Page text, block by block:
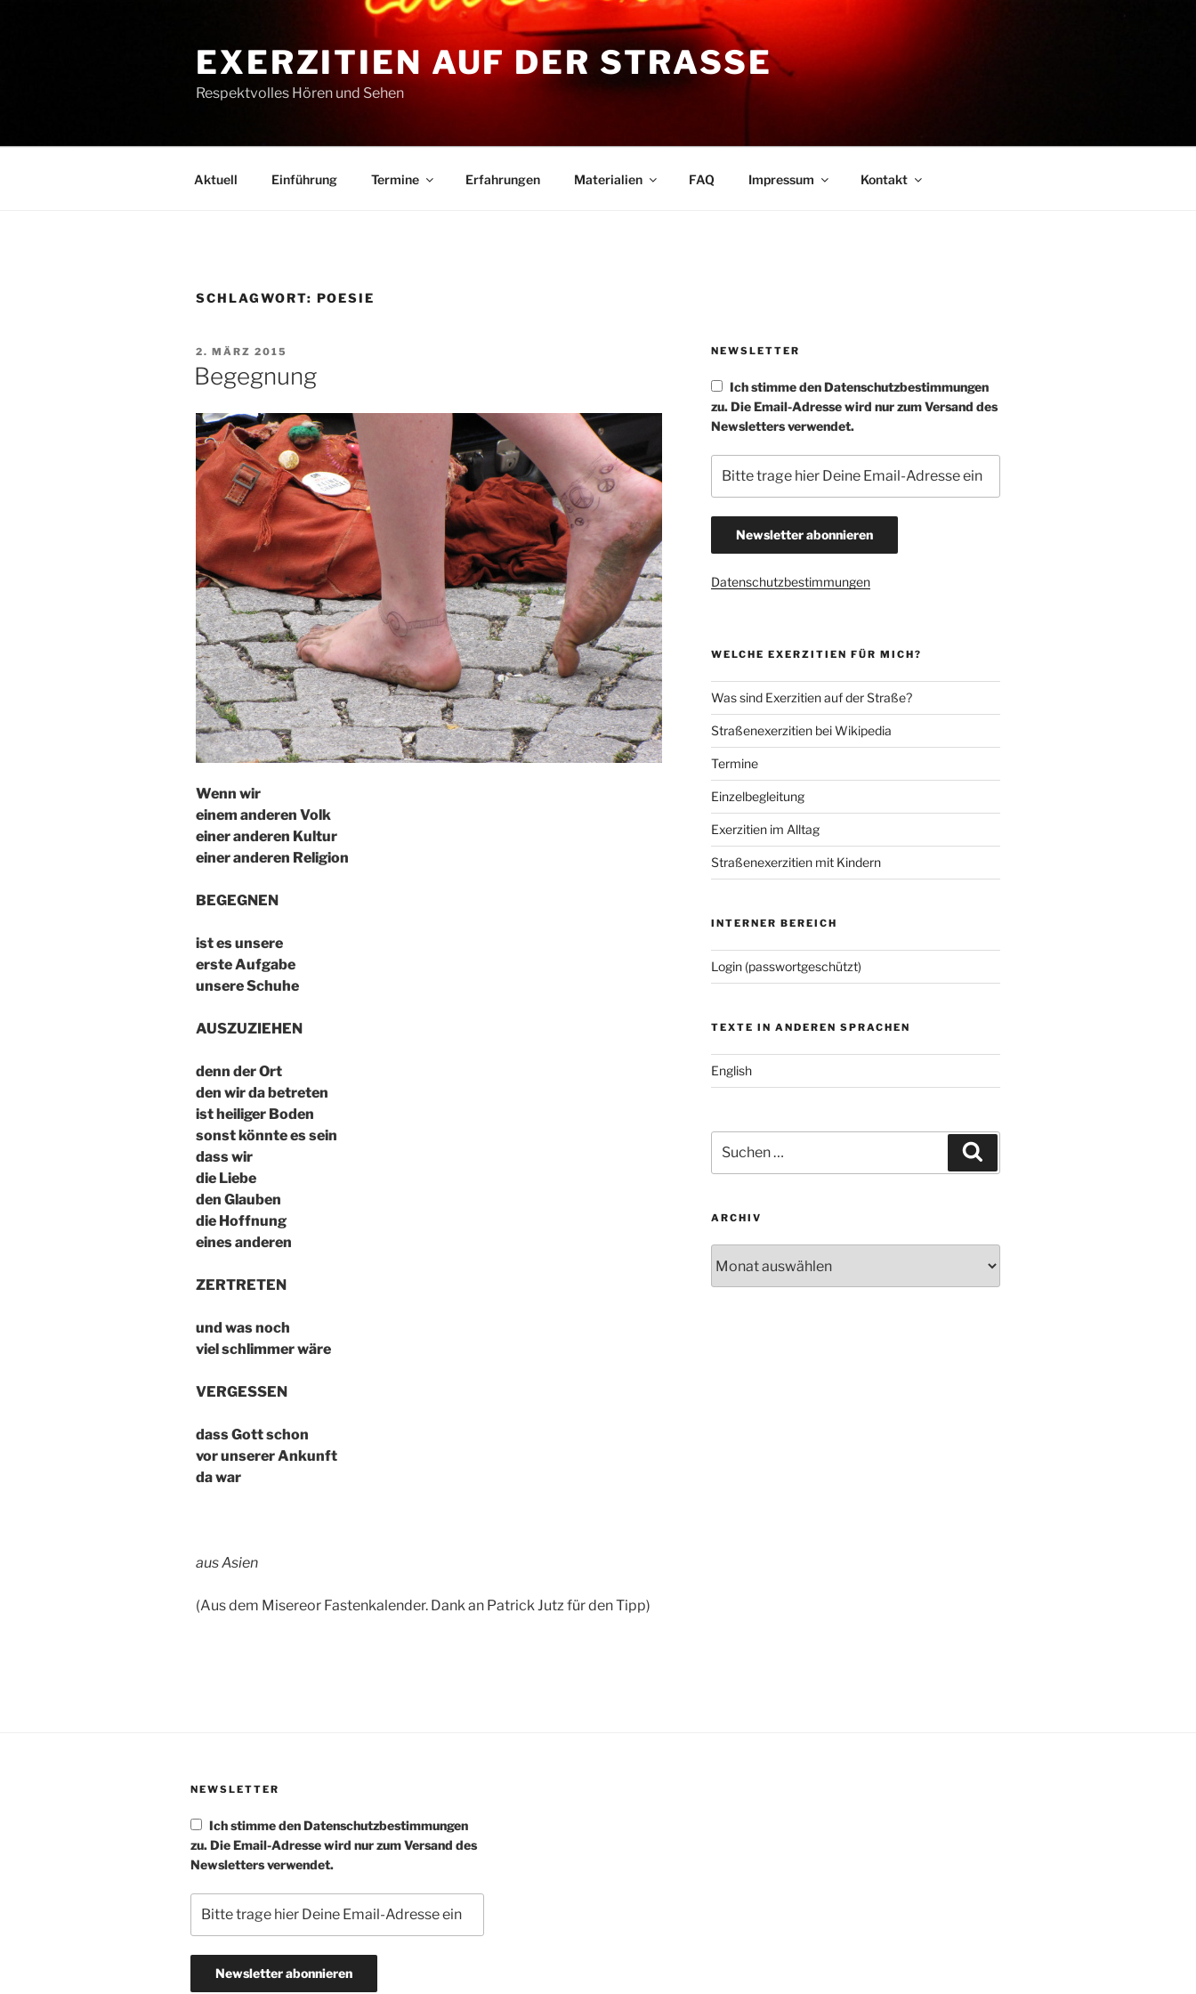
EXERZITIEN AUF DER STRASSE
Respektvolles Hören und Sehen
Aktuell Einführung Termine Erfahrungen Materialien FAQ Impressum Kontakt
SCHLAGWORT: POESIE
VERÖFFENTLICHT
AM
2. MÄRZ 2015
Begegnung
Wenn wir
einem anderen Volk
einer anderen Kultur
einer anderen Religion
BEGEGNEN
ist es unsere
erste Aufgabe
unsere Schuhe
AUSZUZIEHEN
denn der Ort
den wir da betreten
ist heiliger Boden
sonst könnte es sein
dass wir
die Liebe
den Glauben
die Hoffnung
eines anderen
ZERTRETEN
und was noch
viel schlimmer wäre
VERGESSEN
dass Gott schon
vor unserer Ankunft
da war
aus Asien
(Aus dem Misereor Fastenkalender. Dank an Patrick Jutz für den Tipp)
NEWSLETTER
Ich stimme den Datenschutzbestimmungen
zu. Die Email-Adresse wird nur zum Versand des
Newsletters verwendet.
Datenschutzbestimmungen
WELCHE EXERZITIEN FÜR MICH?
Was sind Exerzitien auf der Straße?
Straßenexerzitien bei Wikipedia
Termine
Einzelbegleitung
Exerzitien im Alltag
Straßenexerzitien mit Kindern
INTERNER BEREICH
Login (passwortgeschützt)
TEXTE IN ANDEREN SPRACHEN
English
nach:
ARCHIV
NEWSLETTER
Ich stimme den Datenschutzbestimmungen
zu. Die Email-Adresse wird nur zum Versand des
Newsletters verwendet.